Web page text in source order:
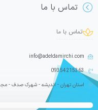
تماس با ما
تماس با ما
info@adeldamirchi.com
09354215363
استان تهران - اندیشه - شهرک صدف -